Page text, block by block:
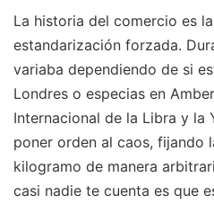
La historia del comercio es
estandarización forzada.
variaba dependiendo de si
Londres o especias en
Internacional de la Libra y la
poner orden al caos, fijando
kilogramo de manera
casi nadie te cuenta es que